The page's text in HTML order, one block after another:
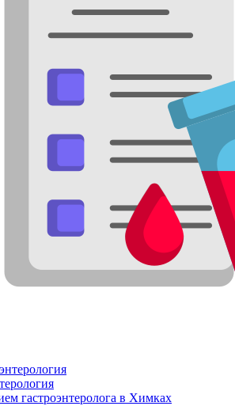
гастроэнтеролога в Химках